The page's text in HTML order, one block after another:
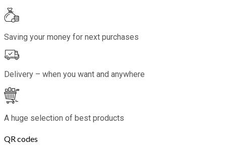
Saving your money for next purchases
Delivery – when you want and anywhere
A huge selection of best products
QR codes